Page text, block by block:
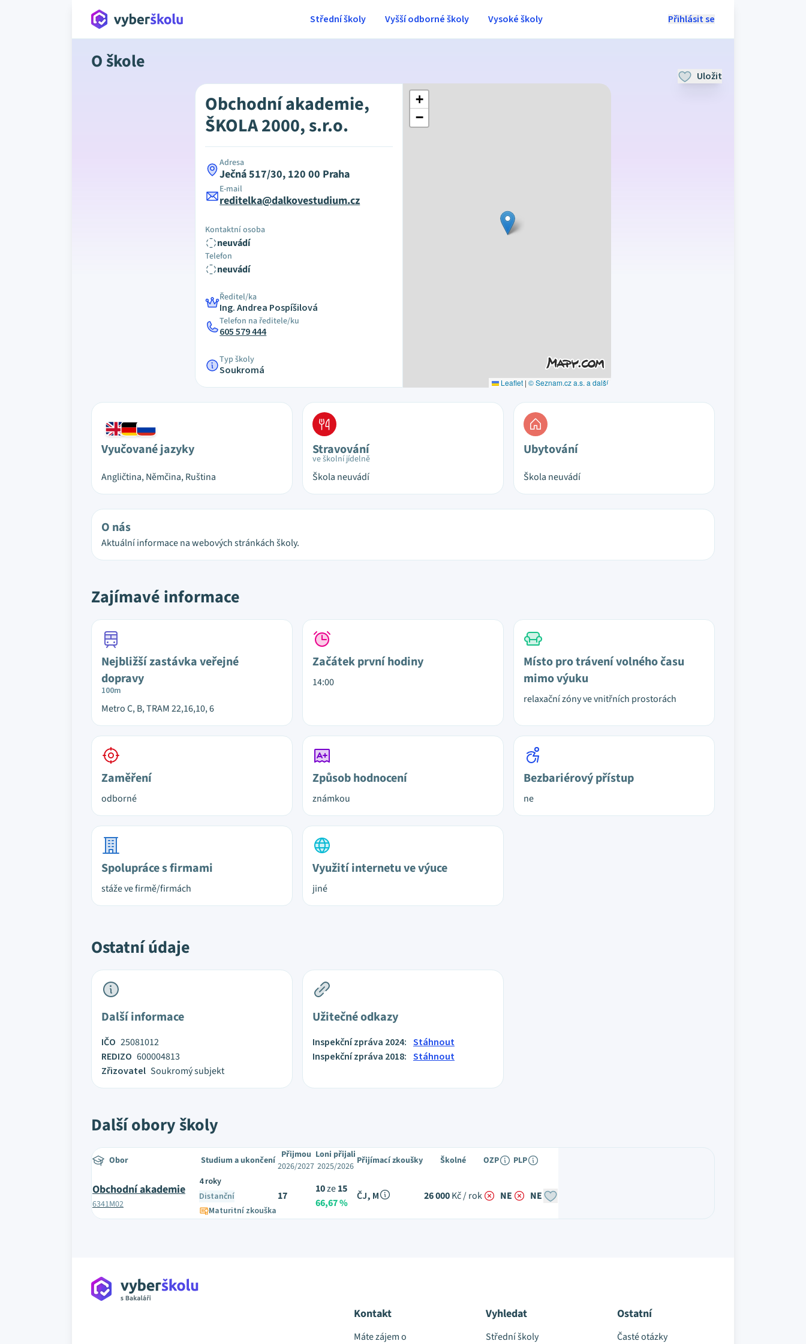
Přihlásit se
Střední školy Vyšší odborné školy Vysoké školy
O škole
Uložit
Obchodní akademie,
ŠKOLA 2000, s.r.o.
Adresa
Ječná 517/30, 120 00 Praha
E-mail
reditelka@dalkovestudium.cz
Kontaktní osoba
neuvádí
Telefon
neuvádí
Ředitel/ka
Ing. Andrea Pospíšilová
Telefon na ředitele/ku
605 579 444
Typ školy
Soukromá
+
−
Leaflet | © Seznam.cz a.s. a další
Vyučované jazyky
Angličtina, Němčina, Ruština
Stravování
ve školní jídelně
Škola neuvádí
Ubytování
Škola neuvádí
O nás
Aktuální informace na webových stránkách školy.
Zajímavé informace
Nejbližší zastávka veřejné
dopravy
100m
Metro C, B, TRAM 22,16,10, 6
Začátek první hodiny
14:00
Místo pro trávení volného času
mimo výuku
relaxační zóny ve vnitřních prostorách
Zaměření
odborné
Způsob hodnocení
známkou
Bezbariérový přístup
ne
Spolupráce s firmami
stáže ve firmě/firmách
Využití internetu ve výuce
jiné
Ostatní údaje
Další informace
IČO 25081012
REDIZO 600004813
Zřizovatel Soukromý subjekt
Užitečné odkazy
Inspekční zpráva 2024: Stáhnout
Inspekční zpráva 2018: Stáhnout
Další obory školy
Obor Studium a ukončení Přijmou
2026/2027
Loni přijali
2025/2026 Přijímací zkoušky Školné OZP PLP
Obchodní akademie
6341M02
4 roky
Distanční
Maturitní zkouška
17
10ze15
66,67 %
ČJ, M 26 000Kč / rok NE NE
Kontakt
Máte zájem o
Vyhledat
Střední školy
Ostatní
Časté otázky